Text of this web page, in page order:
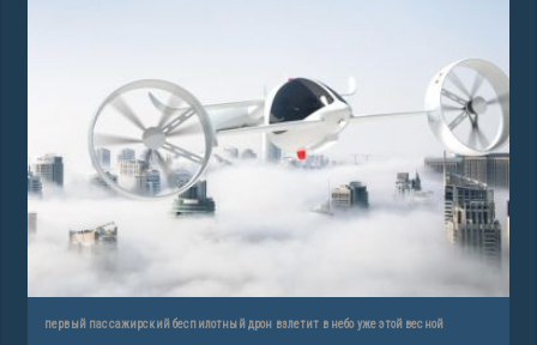
первый пассажирский беспилотный дрон взлетит в небо уже этой весной